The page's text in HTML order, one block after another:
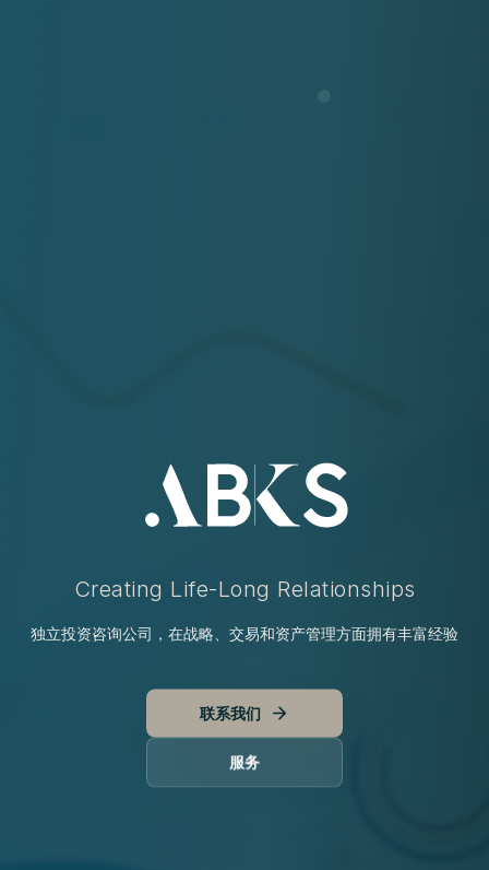
ABKS - Investment
Creating Life-Long Relationships
独立投资咨询公司，在战略、交易和资产管理方面拥有丰富经验
联系我们
服务